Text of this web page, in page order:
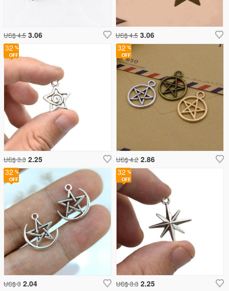
32
US$ 3.3 2.25
32
US$ 3.3 2.25
US$ 4.5 3.06
32
US$ 3 2.04
US$ 4.5 3.06
32
US$ 4.2 2.86